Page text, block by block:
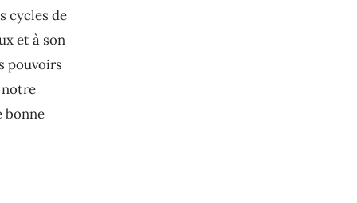
cycles de
et à son
pouvoirs
notre
bonne